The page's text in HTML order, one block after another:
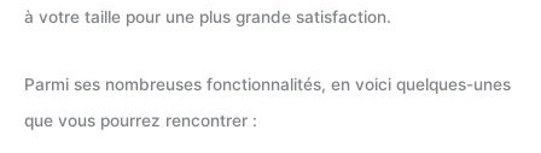
à votre taille pour une plus grande satisfaction.
Parmi ses nombreuses fonctionnalités, en voici quelques-unes
que vous pourrez rencontrer :